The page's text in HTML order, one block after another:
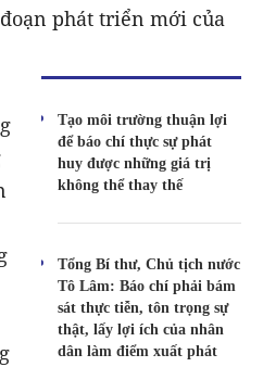
phát triển mới của
Tạo môi trường thuận lợi
để báo chí thực sự phát
huy được những giá trị
không thể thay thế
Tổng Bí thư, Chủ tịch nước
Tô Lâm: Báo chí phải bám
sát thực tiễn, tôn trọng sự
thật, lấy lợi ích của nhân
dân làm điểm xuất phát